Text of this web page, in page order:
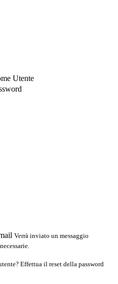
Utente
Verrà inviato un messaggio
Effettua il reset della password